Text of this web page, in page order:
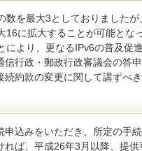
数を最大3としておりました
16に拡大することが可能とな
により、更なるIPv6の普及促
信行政・郵政行政審議会の答
約款の変更に関して講ずべ
込みをいただき、所定の手
れば、平成26年3月以降、提供